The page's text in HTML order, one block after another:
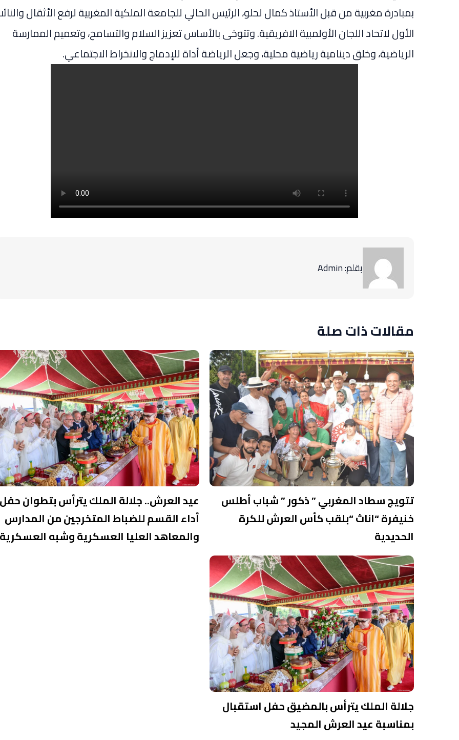
بمبادرة مغربية من قبل الأستاذ كمال لحلو، الرئيس الحالي للجامعة الملكية المغربية لرفع الأثقال
الأول لاتحاد اللجان الأولمبية الافريقية. وتتوخى بالأساس تعزيز السلام والتسامح، وتعميم الممارسة
الرياضية، وخلق دينامية رياضية محلية، وجعل الرياضة أداة للإدماج والانخراط الاجتماعي.
بقلم: Admin
مقالات ذات صلة
تتويج سطاد المغربي ” ذكور ” شباب أطلس
خنيفرة “اناث “بلقب كأس العرش للكرة
الحديدية
عيد العرش.. جلالة الملك يترأس بتطوان حفل
أداء القسم للضباط المتخرجين من المدارس
والمعاهد العليا العسكرية وشبه العسكرية
جلالة الملك يترأس بالمضيق حفل استقبال
بمناسبة عيد العرش المجيد